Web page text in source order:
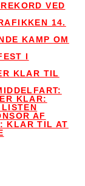
VED
14.
KAMP OM
I
KLAR TIL
KLAR:
AF
KLAR TIL AT